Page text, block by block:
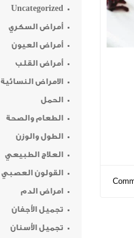
Uncategorized
أمراض السكري
أمراض العيون
أمراض القلب
الامراض النسائية
الحمل
الطعام والصحة
الطول والوزن
العلاج الطبيعي
القولون العصبي
امراض الدم
تجميل الأجفان
تجميل الأسنان